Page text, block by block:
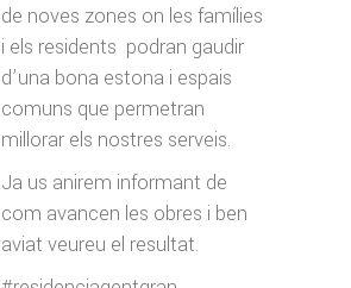
de noves zones on les famílies
i els residents podran gaudir
d’una bona estona i espais
comuns que permetran
millorar els nostres serveis.
Ja us anirem informant de
com avancen les obres i ben
aviat veureu el resultat.